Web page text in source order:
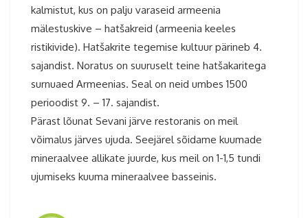
kalmistut, kus on palju varaseid armeenia
mälestuskive – hatšakreid (armeenia keeles
ristikivide). Hatšakrite tegemise kultuur pärineb 4.
sajandist. Noratus on suuruselt teine hatšakaritega
surnuaed Armeenias. Seal on neid umbes 1500
perioodist 9. – 17. sajandist.
Pärast lõunat Sevani järve restoranis on meil
võimalus järves ujuda. Seejärel sõidame kuumade
mineraalvee allikate juurde, kus meil on 1-1,5 tundi
ujumiseks kuuma mineraalvee basseinis.